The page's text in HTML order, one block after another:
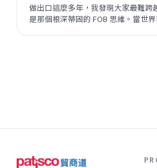
做出口這麼多年，我發現大家最難跨
是那個根深蒂固的 FOB 思維。當世